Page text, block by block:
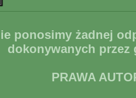
ponosimy żadnej
dokonywanych
PRAWA